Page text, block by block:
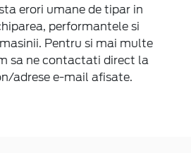
erori umane de tipar in
performantele si
Pentru si mai multe
sa ne contactati direct la
adrese e-mail afisate.